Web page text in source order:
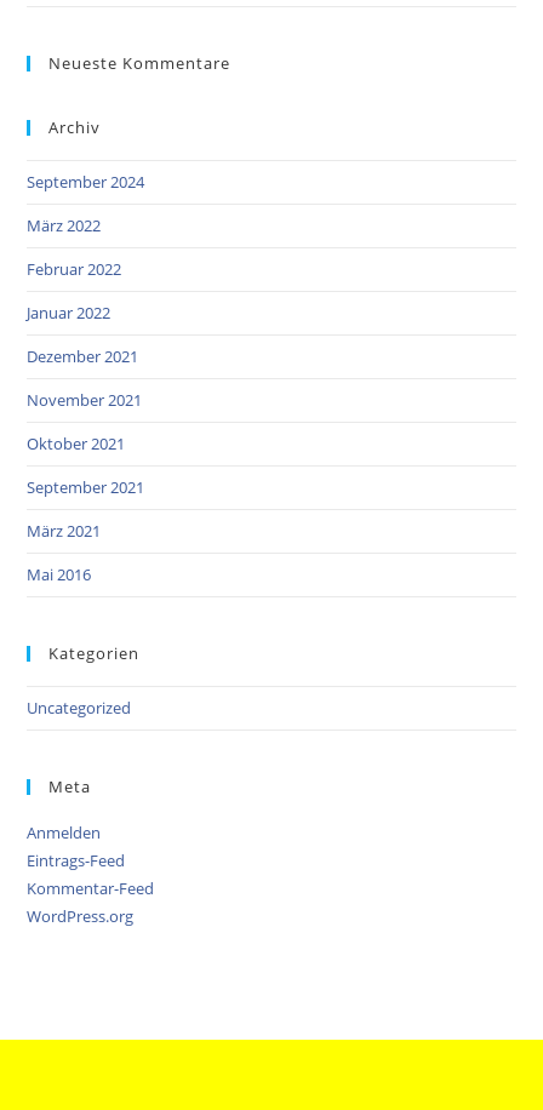
Neueste Kommentare
Archiv
September 2024
März 2022
Februar 2022
Januar 2022
Dezember 2021
November 2021
Oktober 2021
September 2021
März 2021
Mai 2016
Kategorien
Uncategorized
Meta
Anmelden
Eintrags-Feed
Kommentar-Feed
WordPress.org